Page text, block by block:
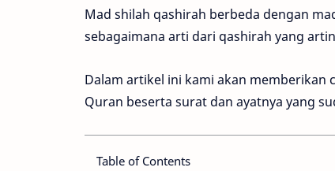
Mad shilah qashirah berbeda dengan
sebagaimana arti dari qashirah yang
Dalam artikel ini kami akan memberikan
Quran beserta surat dan ayatnya yang
Table of Contents